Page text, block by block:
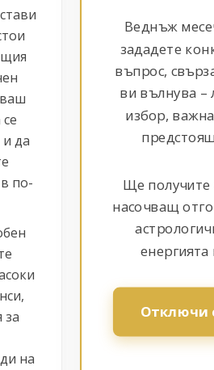
да
по-
за
на
Веднъж
зададете
въпрос,
ви вълнува –
избор,
Ще получите
насочващ
Отключи